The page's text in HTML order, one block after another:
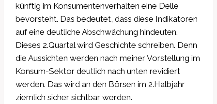
künftig im Konsumentenverhalten eine Delle
bevorsteht. Das bedeutet, dass diese Indikatoren
auf eine deutliche Abschwächung hindeuten.
Dieses 2.Quartal wird Geschichte schreiben. Denn
die Aussichten werden nach meiner Vorstellung im
Konsum-Sektor deutlich nach unten revidiert
werden. Das wird an den Börsen im 2.Halbjahr
ziemlich sicher sichtbar werden.